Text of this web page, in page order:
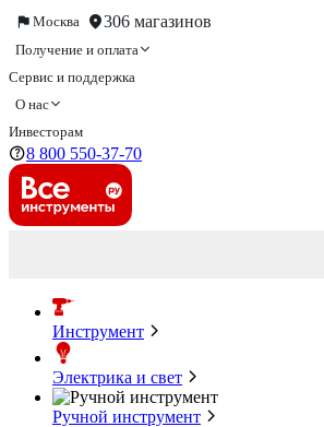
Москва 306 магазинов
Получение и оплата
Сервис и поддержка
О нас
Инвесторам
8 800 550-37-70
Инструмент
Электрика и свет
Ручной инструмент